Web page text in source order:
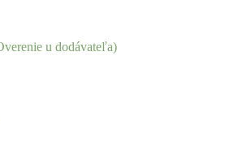
u dodávateľa)